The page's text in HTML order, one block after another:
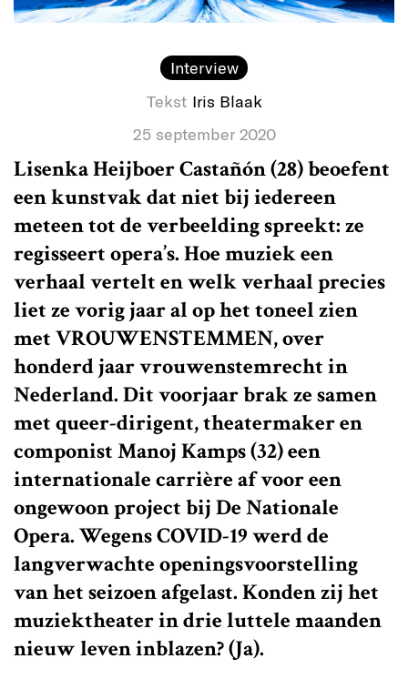
Interview
Tekst Iris Blaak
25 september 2020
Lisenka Heijboer Castañón (28) beoefent
een kunstvak dat niet bij iedereen
meteen tot de verbeelding spreekt: ze
regisseert opera’s. Hoe muziek een
verhaal vertelt en welk verhaal precies
liet ze vorig jaar al op het toneel zien
met VROUWENSTEMMEN, over
honderd jaar vrouwenstemrecht in
Nederland. Dit voorjaar brak ze samen
met queer-dirigent, theatermaker en
componistManoj Kamps (32) een
internationale carrière af voor een
ongewoon project bij De Nationale
Opera. Wegens COVID-19 werd de
langverwachte openingsvoorstelling
van het seizoen afgelast. Konden zij het
muziektheater in drie luttele maanden
nieuw leven inblazen? (Ja).